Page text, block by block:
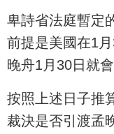
卑詩省法庭暫定
前提是美國在1
晚舟1月30日就會
按照上述日子推
裁決是否引渡孟